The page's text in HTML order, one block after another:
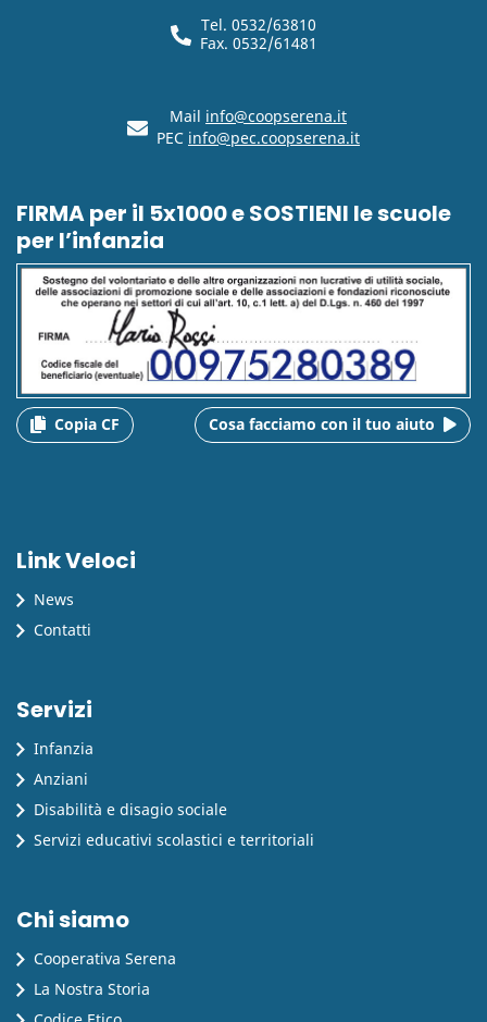
Tel. 0532/63810
Fax. 0532/61481
Mail info@coopserena.it
PEC info@pec.coopserena.it
Link Veloci
News
Contatti
FIRMA per il 5x1000 e SOSTIENI le scuole
per l’infanzia
Copia CF Cosa facciamo con il tuo aiuto
Servizi
Infanzia
Anziani
Disabilità e disagio sociale
Servizi educativi scolastici e territoriali
Chi siamo
Cooperativa Serena
La Nostra Storia